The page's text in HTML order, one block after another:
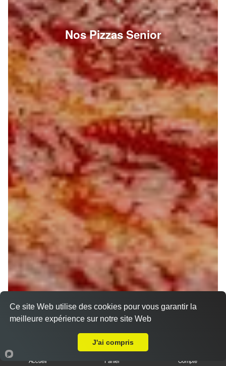
Nos Pizzas Senior
Accueil Panier Compte
Ce site Web utilise des cookies pour vous garantir la
meilleure expérience sur notre site Web
J'ai compris